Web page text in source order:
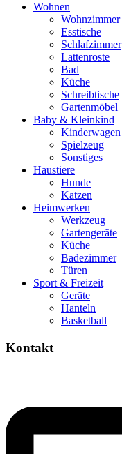
Wohnen
Wohnzimmer
Esstische
Schlafzimmer
Lattenroste
Bad
Küche
Schreibtische
Gartenmöbel
Baby & Kleinkind
Kinderwagen
Spielzeug
Sonstiges
Haustiere
Hunde
Katzen
Heimwerken
Werkzeug
Gartengeräte
Küche
Badezimmer
Türen
Sport & Freizeit
Geräte
Hanteln
Basketball
Kontakt